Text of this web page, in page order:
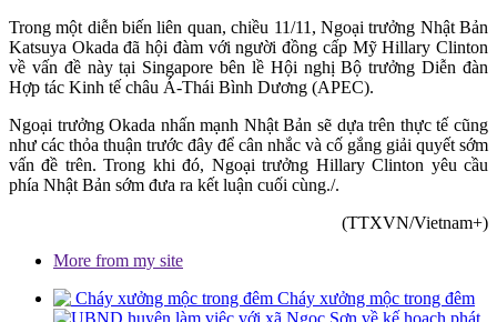
Trong một diễn biến liên quan, chiều 11/11, Ngoại trưởng Nhật Bản
Katsuya Okada đã hội đàm với người đồng cấp Mỹ Hillary Clinton
về vấn đề này tại Singapore bên lề Hội nghị Bộ trưởng Diễn đàn
Hợp tác Kinh tế châu Á-Thái Bình Dương (APEC).
Ngoại trưởng Okada nhấn mạnh Nhật Bản sẽ dựa trên thực tế cũng
như các thỏa thuận trước đây để cân nhắc và cố gắng giải quyết sớm
vấn đề trên. Trong khi đó, Ngoại trưởng Hillary Clinton yêu cầu
phía Nhật Bản sớm đưa ra kết luận cuối cùng./.
(TTXVN/Vietnam+)
More from my site
Cháy xưởng mộc trong đêm